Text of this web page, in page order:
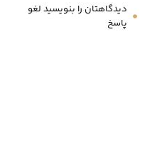
دیدگاهتان را بنویسید لغو
پاسخ